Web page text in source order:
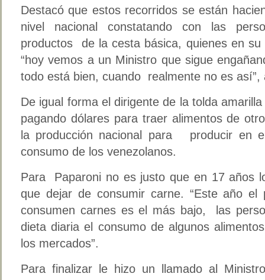
Destacó que estos recorridos se están
nivel nacional constatando con las
productos de la cesta básica, quienes en
“hoy vemos a un Ministro que sigue
todo está bien, cuando realmente no es así”,
De igual forma el dirigente de la tolda
pagando dólares para traer alimentos de
la producción nacional para producir en
consumo de los venezolanos.
Para Paparoni no es justo que en 17 años
que dejar de consumir carne. “Este año el
consumen carnes es el más bajo, las
dieta diaria el consumo de algunos
los mercados”.
Para finalizar le hizo un llamado al